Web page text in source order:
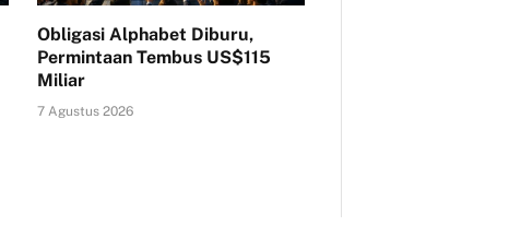
Obligasi Alphabet Diburu,
Permintaan Tembus US$115
Miliar
7 Agustus 2026